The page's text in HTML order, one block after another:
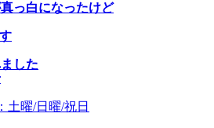
っ白になったけど
した
土曜/日曜/祝日